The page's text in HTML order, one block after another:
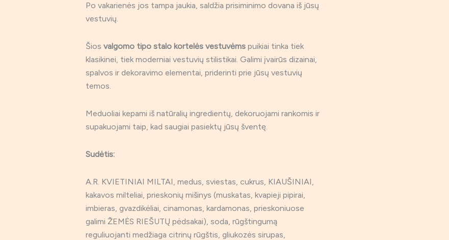
Po vakarienės jos tampa jaukia, saldžia prisiminimo dovana iš jūsų
vestuvių.
Šios valgomo tipo stalo kortelės vestuvėms puikiai tinka tiek
klasikinei, tiek moderniai vestuvių stilistikai. Galimi įvairūs dizainai,
spalvos ir dekoravimo elementai, priderinti prie jūsų vestuvių
temos.
Meduoliai kepami iš natūralių ingredientų, dekoruojami rankomis ir
supakuojami taip, kad saugiai pasiektų jūsų šventę.
Sudėtis:
A.R. KVIETINIAI MILTAI, medus, sviestas, cukrus, KIAUŠINIAI,
kakavos milteliai, prieskonių mišinys (muskatas, kvapieji pipirai,
imbieras, gvazdikėliai, cinamonas, kardamonas, prieskoniuose
galimi ŽEMĖS RIEŠUTŲ pėdsakai), soda, rūgštingumą
reguliuojanti medžiaga citrinų rūgštis, gliukozės sirupas,